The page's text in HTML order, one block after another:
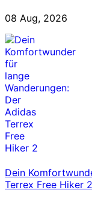
08 Aug, 2026
Dein
Terrex Free Hiker 2